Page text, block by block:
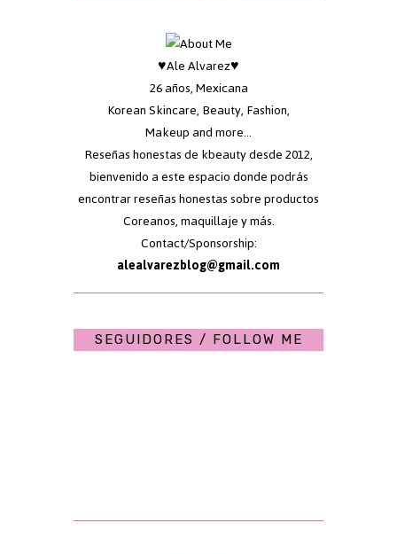
♥Ale Alvarez♥
26 años, Mexicana
Korean Skincare, Beauty, Fashion,
Makeup and more...
Reseñas honestas de kbeauty desde 2012,
bienvenido a este espacio donde podrás
encontrar reseñas honestas sobre productos
Coreanos, maquillaje y más.
Contact/Sponsorship:
alealvarezblog@gmail.com
SEGUIDORES / FOLLOW ME